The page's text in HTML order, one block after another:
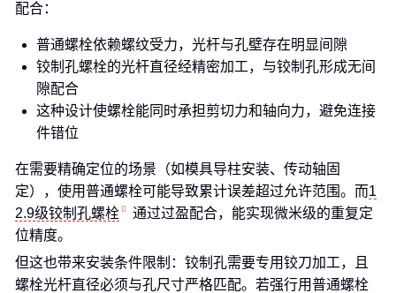
配合：
普通螺栓依赖螺纹受力，光杆与孔壁存在明显间隙
铰制孔螺栓的光杆直径经精密加工，与铰制孔形成无间
隙配合
这种设计使螺栓能同时承担剪切力和轴向力，避免连接
件错位
在需要精确定位的场景（如模具导柱安装、传动轴固
定），使用普通螺栓可能导致累计误差超过允许范围。而1
2.9级铰制孔螺栓
通过过盈配合，能实现微米级的重复定
位精度。
但这也带来安装条件限制：铰制孔需要专用铰刀加工，且
螺栓光杆直径必须与孔尺寸严格匹配。若强行用普通螺栓